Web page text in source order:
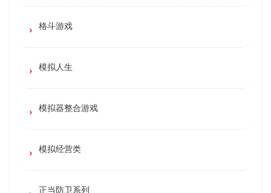
格斗游戏
模拟人生
模拟器整合游戏
模拟经营类
正当防卫系列